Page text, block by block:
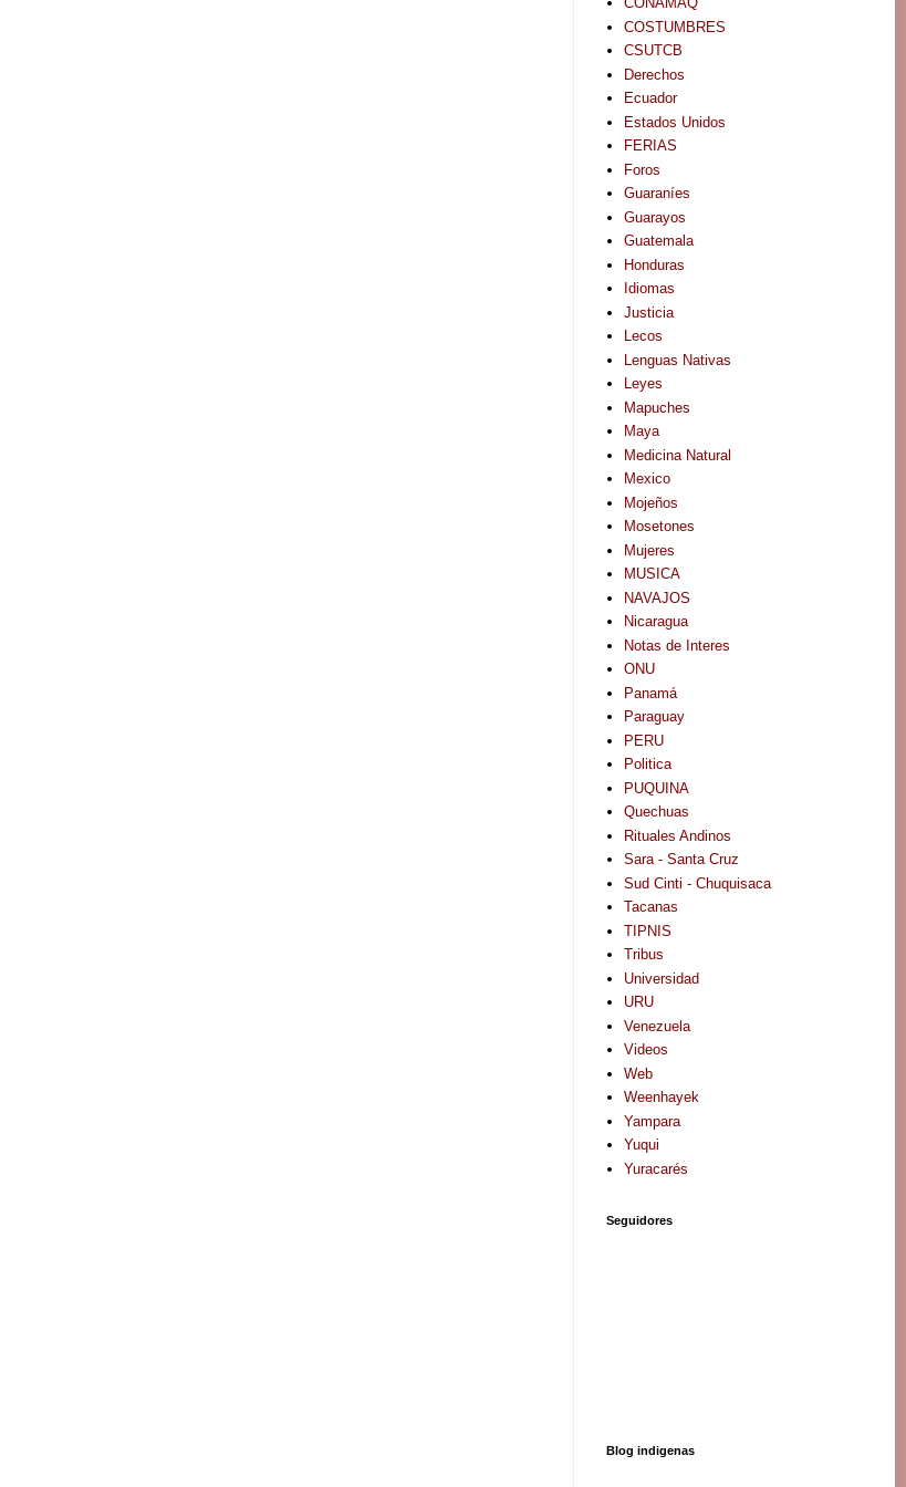
COSTUMBRES
CSUTCB
Derechos
Ecuador
Estados Unidos
FERIAS
Foros
Guaraníes
Guarayos
Guatemala
Honduras
Idiomas
Justicia
Lecos
Lenguas Nativas
Leyes
Mapuches
Maya
Medicina Natural
Mexico
Mojeños
Mosetones
Mujeres
MUSICA
NAVAJOS
Nicaragua
Notas de Interes
ONU
Panamá
Paraguay
PERU
Politica
PUQUINA
Quechuas
Rituales Andinos
Sara - Santa Cruz
Sud Cinti - Chuquisaca
Tacanas
TIPNIS
Tribus
Universidad
URU
Venezuela
Videos
Web
Weenhayek
Yampara
Yuqui
Yuracarés
Seguidores
Blog indigenas